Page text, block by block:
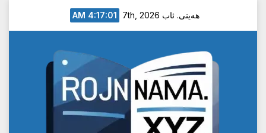
هەینی. ئاب 7th, 2026 4:17:01 AM